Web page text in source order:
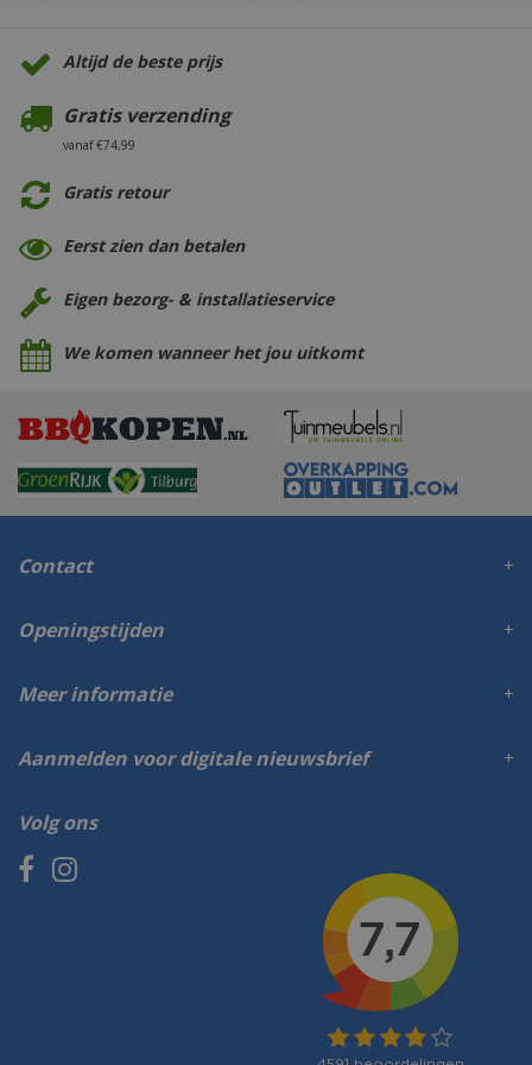
Altijd de beste prijs
Gratis verzending
vanaf €74,99
Gratis retour
Eerst zien dan betalen
Eigen bezorg- & installatieservice
We komen wanneer het jou uitkomt
Contact
Volg ons
Openingstijden
Meer informatie
Aanmelden voor digitale nieuwsbrief